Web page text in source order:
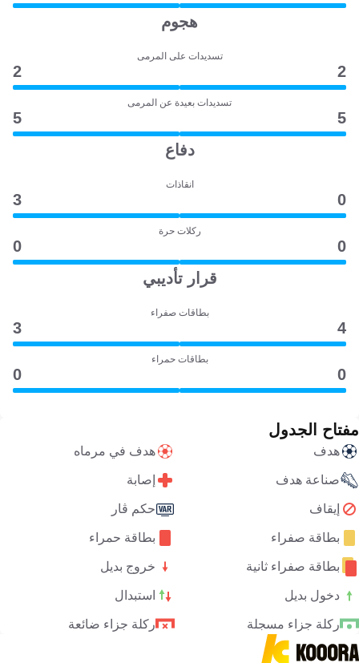
هجوم
تسديدات على المرمى
2
2
تسديدات بعيدة عن المرمى
5
5
دفاع
انقاذات
0
3
ركلات حرة
0
0
قرار تأديبي
بطاقات صفراء
4
3
بطاقات حمراء
0
0
مفتاح الجدول
هدف هدف في مرماه
صناعة هدف إصابة
إيقاف حكم ڤار
بطاقة صفراء بطاقة حمراء
بطاقة صفراء ثانية خروج بديل
دخول بديل استبدال
ركلة جزاء مسجلة ركلة جزاء ضائعة